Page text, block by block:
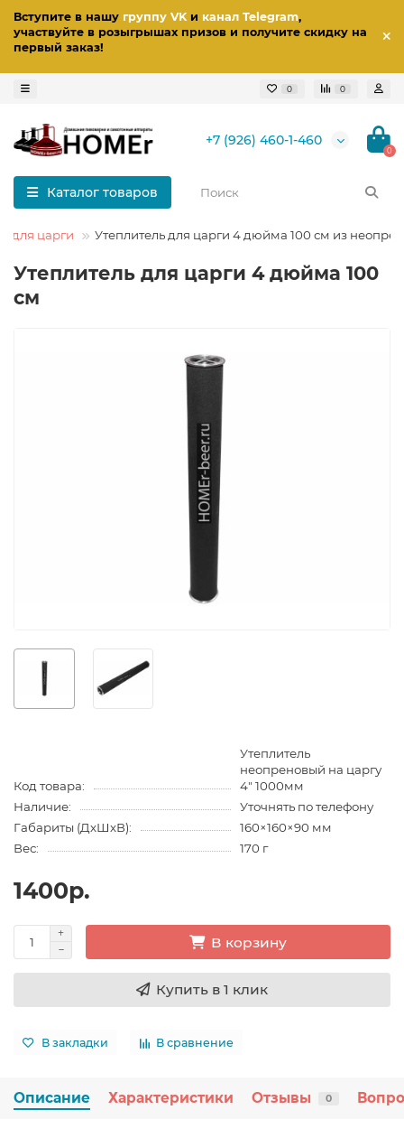
Вступите в нашу группу VKи канал Telegram,
участвуйте в розыгрышах призов и получите скидку на
первый заказ!
0 0
+7 (926) 460-1-460
0
Каталог товаров
для царги Утеплитель для царги 4 дюйма 100 см из
Утеплитель для царги 4 дюйма 100
см
Код товара:
Утеплитель
неопреновый на царгу
4" 1000мм
Наличие:
Уточнять по телефону
Габариты (ДхШхВ):
160×160×90 мм
Вес:
170 г
1400р.
В корзину
Купить в 1 клик
В закладки В сравнение
Описание Характеристики Отзывы 0